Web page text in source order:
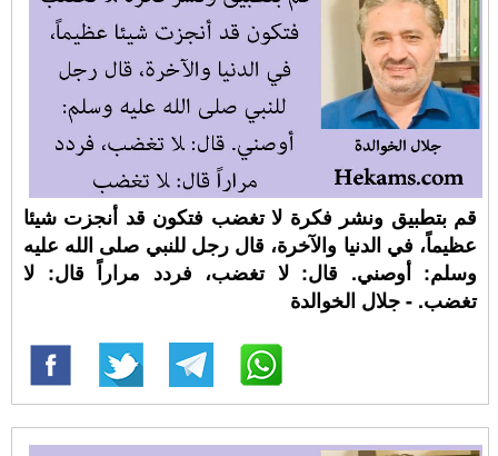
قم بتطبيق ونشر فكرة لا تغضب فتكون قد أنجزت شيئا
عظيماً، في الدنيا والآخرة، قال رجل للنبي صلى الله عليه
وسلم: أوصني. قال: لا تغضب، فردد مراراً قال: لا
تغضب. - جلال الخوالدة